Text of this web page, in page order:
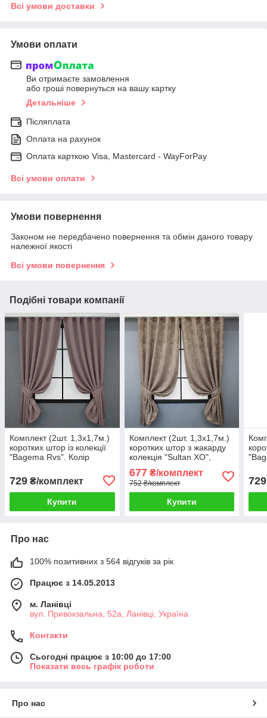
Всі умови доставки
Умови оплати
Ви отримаєте замовлення
або гроші повернуться на вашу картку
Детальніше
Післяплата
Оплата на рахунок
Оплата карткою Visa, Mastercard - WayForPay
Всі умови оплати
Умови повернення
Законом не передбачено повернення та обмін даного товару
належної якості
Всі умови повернення
Подібні товари компанії
Комплект (2шт. 1,3х1,7м.)
коротких штор із колекції
"Bagema Rvs". Колір
0025
729 ₴/комплект
Купити
Комплект (2шт. 1,3х1,7м.)
коротких штор з жакарду
колекція "Sultan XO",
Код 1682ш 35-0321
677₴/комплект
752 ₴/комплект
Купити
729
Про нас
100% позитивних з 564 відгуків за рік
Працює з 14.05.2013
м. Ланівці
вул. Привокзальна, 52а, Ланівці, Україна
Контакти
Сьогодні працює з 10:00 до 17:00
Показати весь графік роботи
Про нас